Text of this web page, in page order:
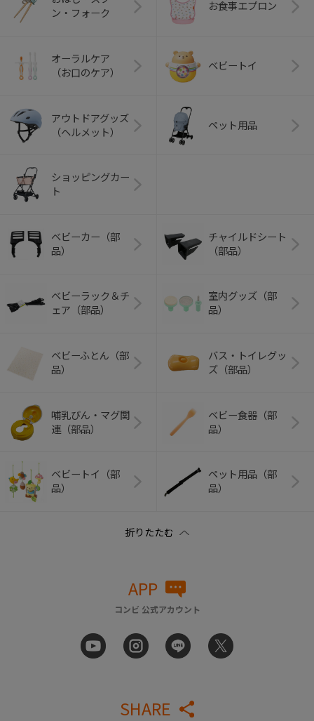
ン・フォーク
お食事エプロン
オーラルケア
（お口のケア）
ベビートイ
アウトドアグッズ
（ヘルメット）
ペット用品
ショッピングカー
ト
ベビーカー（部
品）
チャイルドシート
（部品）
ベビーラック＆チ
ェア（部品）
室内グッズ（部
品）
ベビーふとん（部
品）
バス・トイレグッ
ズ（部品）
哺乳びん・マグ関
連（部品）
ベビー食器（部
品）
ベビートイ（部
品）
ペット用品（部
品）
APP
コンビ 公式アカウント
SHARE